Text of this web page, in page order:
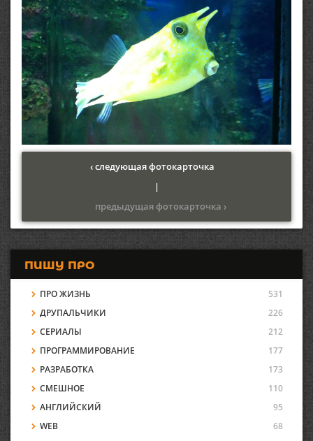
‹ следующая фотокарточка
|
предыдущая фотокарточка ›
ПИШУ ПРО
ПРО ЖИЗНЬ
531
ДРУПАЛЬЧИКИ
226
СЕРИАЛЫ
212
ПРОГРАММИРОВАНИЕ
177
РАЗРАБОТКА
173
СМЕШНОЕ
110
АНГЛИЙСКИЙ
95
WEB
68